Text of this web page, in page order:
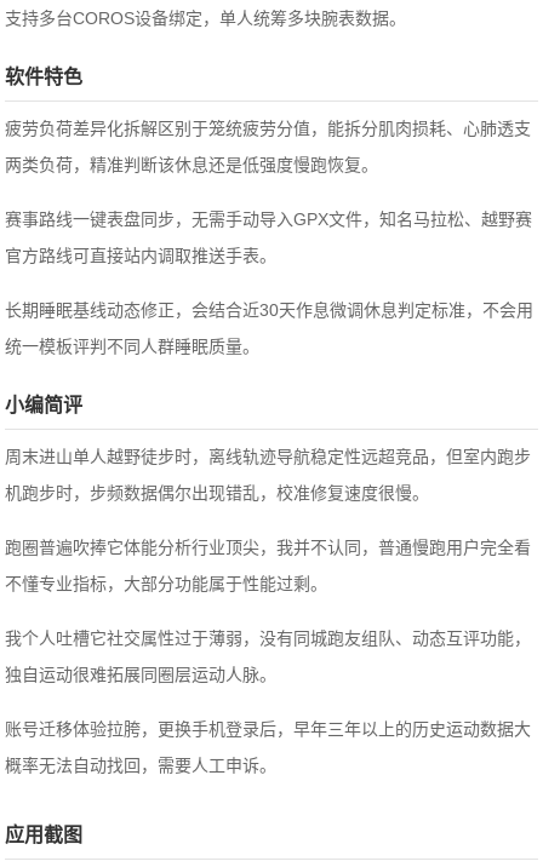
支持多台COROS设备绑定，单人统筹多块腕表数据。
软件特色
疲劳负荷差异化拆解区别于笼统疲劳分值，能拆分肌肉损耗、心肺透支
两类负荷，精准判断该休息还是低强度慢跑恢复。
赛事路线一键表盘同步，无需手动导入GPX文件，知名马拉松、越野赛
官方路线可直接站内调取推送手表。
长期睡眠基线动态修正，会结合近30天作息微调休息判定标准，不会用
统一模板评判不同人群睡眠质量。
小编简评
周末进山单人越野徒步时，离线轨迹导航稳定性远超竞品，但室内跑步
机跑步时，步频数据偶尔出现错乱，校准修复速度很慢。
跑圈普遍吹捧它体能分析行业顶尖，我并不认同，普通慢跑用户完全看
不懂专业指标，大部分功能属于性能过剩。
我个人吐槽它社交属性过于薄弱，没有同城跑友组队、动态互评功能，
独自运动很难拓展同圈层运动人脉。
账号迁移体验拉胯，更换手机登录后，早年三年以上的历史运动数据大
概率无法自动找回，需要人工申诉。
应用截图